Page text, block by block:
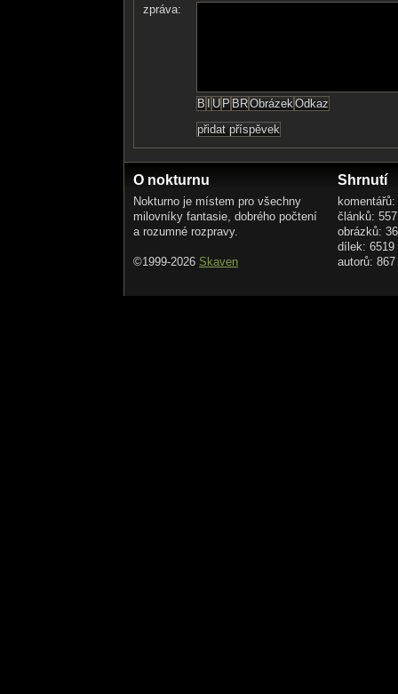
zpráva:
O nokturnu
Nokturno je místem pro všechny
milovníky fantasie, dobrého počtení
a rozumné rozpravy.
©1999-2026 Skaven
Shrnutí
komentářů:
článků: 557
obrázků:
dílek: 6519
autorů: 867